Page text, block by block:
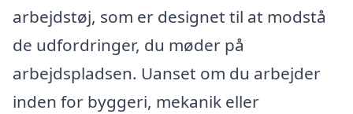
arbejdstøj, som er designet til at modstå
de udfordringer, du møder på
arbejdspladsen. Uanset om du arbejder
inden for byggeri, mekanik eller